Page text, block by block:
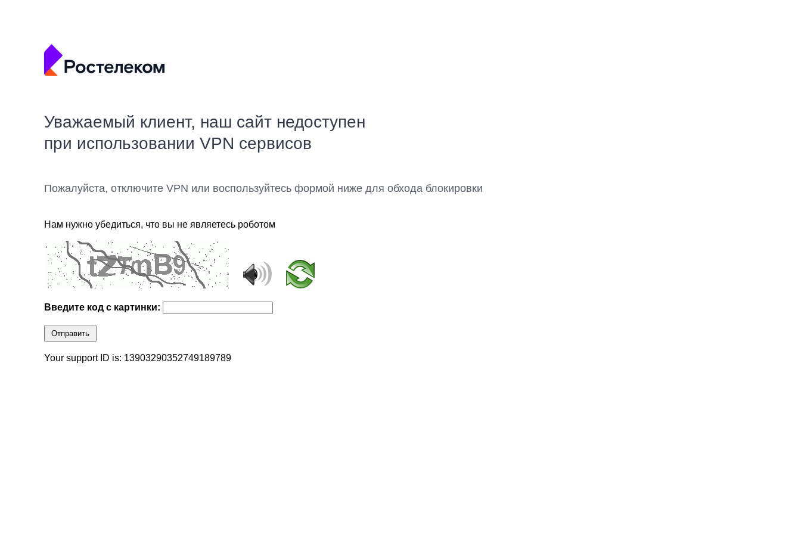
Уважаемый клиент, наш сайт недоступен
при использовании VPN сервисов
Пожалуйста, отключите VPN или воспользуйтесь формой ниже для обхода блокировки
Нам нужно убедиться, что вы не являетесь роботом
Введите код с картинки:
Отправить
Your support ID is: 13903290352749189789